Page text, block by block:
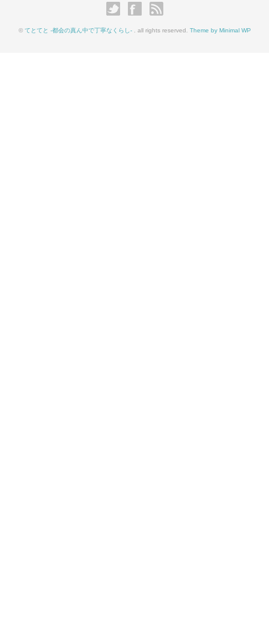
© てとてと -都会の真ん中で丁寧なくらし- . all rights reserved. Theme by Minimal WP